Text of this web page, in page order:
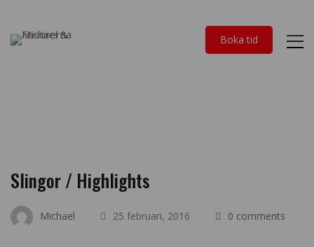
Boka tid
Slingor / Highlights
Michael 25 februari, 2016 0 comments